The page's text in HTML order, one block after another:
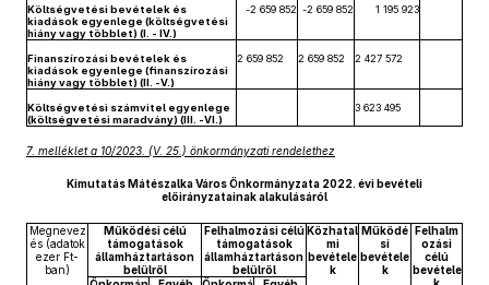
Költségvetési bevételek és
kiadások egyenlege (költségvetési
hiány vagy többlet) (I. - IV.)
-2 659 852 -2 659 852 1 195 923
Finanszírozási bevételek és
kiadások egyenlege (finanszírozási
hiány vagy többlet) (II. -V.)
2 659 852 2 659 852 2 427 572
Költségvetési számvitel egyenlege
(költségvetési maradvány) (III. -VI.)
3 623 495
7. melléklet a 10/2023. (V. 25.) önkormányzati rendelethez
Kimutatás Mátészalka Város Önkormányzata 2022. évi bevételi
előirányzatainak alakulásáról
Megnevez
és (adatok
ezer Ft-
ban)
Működési célú
támogatások
államháztartáson
belülről
Felhalmozási célú
támogatások
államháztartáson
belülről
Közhatal
mi
bevétele
k
Működé
si
bevétele
k
Felhalm
ozási
célú
bevétele